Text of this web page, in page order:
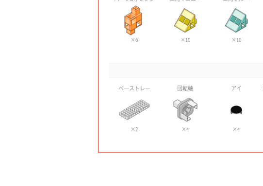
×6 ×10 ×10
ベーストレー
×2
回転軸
×4
アイ
×4